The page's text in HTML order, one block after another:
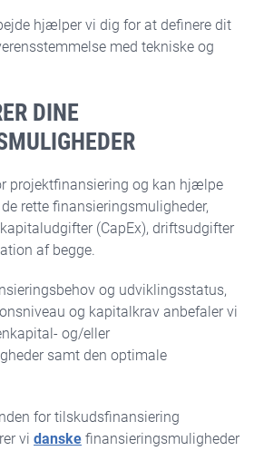
hjælper vi dig for at definere dit
med tekniske og
DINE
projektfinansiering og kan hjælpe
rette finansieringsmuligheder,
(CapEx), driftsudgifter
af begge.
og udviklingsstatus,
og kapitalkrav anbefaler vi
og/eller
samt den optimale
for tilskudsfinansiering
vi danske finansieringsmuligheder